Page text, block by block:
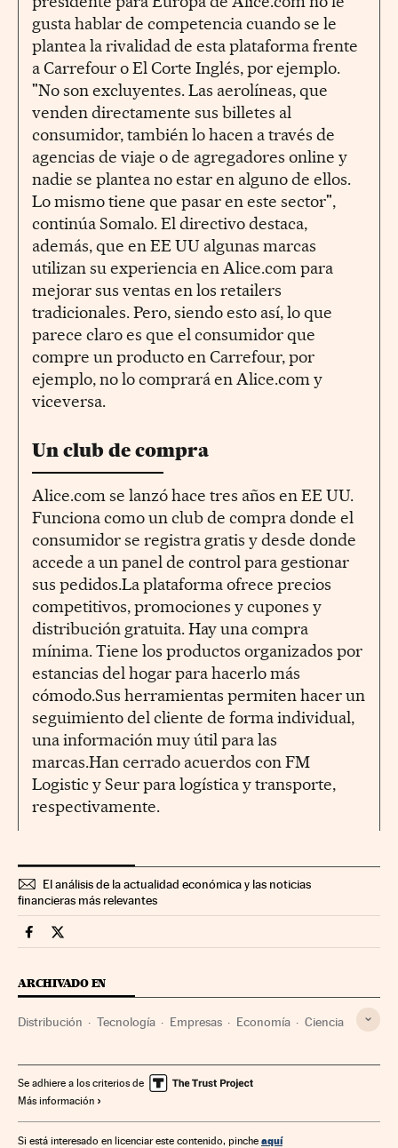
gusta hablar de competencia cuando se le
plantea la rivalidad de esta plataforma frente
a Carrefour o El Corte Inglés, por ejemplo.
"No son excluyentes. Las aerolíneas, que
venden directamente sus billetes al
consumidor, también lo hacen a través de
agencias de viaje o de agregadores online y
nadie se plantea no estar en alguno de ellos.
Lo mismo tiene que pasar en este sector",
continúa Somalo. El directivo destaca,
además, que en EE UU algunas marcas
utilizan su experiencia en Alice.com para
mejorar sus ventas en los retailers
tradicionales. Pero, siendo esto así, lo que
parece claro es que el consumidor que
compre un producto en Carrefour, por
ejemplo, no lo comprará en Alice.com y
viceversa.
Un club de compra
Alice.com se lanzó hace tres años en EE UU.
Funciona como un club de compra donde el
consumidor se registra gratis y desde donde
accede a un panel de control para gestionar
sus pedidos.La plataforma ofrece precios
competitivos, promociones y cupones y
distribución gratuita. Hay una compra
mínima. Tiene los productos organizados por
estancias del hogar para hacerlo más
cómodo.Sus herramientas permiten hacer un
seguimiento del cliente de forma individual,
una información muy útil para las
marcas.Han cerrado acuerdos con FM
Logistic y Seur para logística y transporte,
respectivamente.
El análisis de la actualidad económica y las noticias
financieras más relevantes
Companias Cinco Días en Facebook
Companias Cinco Días en Twitter
ARCHIVADO EN
Distribución Tecnología Empresas Economía Ciencia
Se adhiere a los criterios de
Más información
Si está interesado en licenciar este contenido, pinche aquí